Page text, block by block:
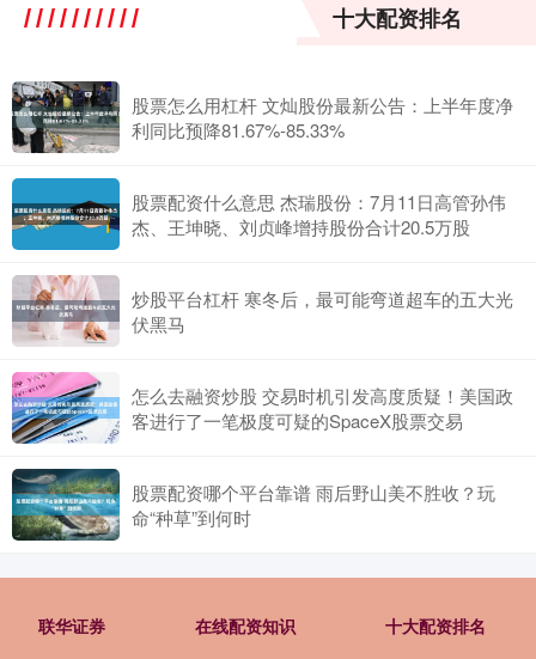
最专业股票配资论坛 蒂娜·斯普拉特太大胆，画出美女人体惊艳一刻，
深深触及心灵深处
最专业股票配资论坛 在英国，有一位女艺术家很喜欢在自己的作品中
描绘女人的形象，她画面中的人物总是出其的安静，而且只有一束
十大配资排名
股票怎么用杠杆 文灿股份最新公告：上半年度净
利同比预降81.67%-85.33%
股票配资什么意思 杰瑞股份：7月11日高管孙伟
杰、王坤晓、刘贞峰增持股份合计20.5万股
炒股平台杠杆 寒冬后，最可能弯道超车的五大光
伏黑马
怎么去融资炒股 交易时机引发高度质疑！美国政
客进行了一笔极度可疑的SpaceX股票交易
股票配资哪个平台靠谱 雨后野山美不胜收？玩
命“种草”到何时
联华证券 在线配资知识 十大配资排名